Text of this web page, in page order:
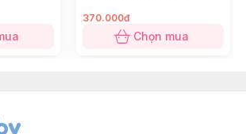
370.000đ
Chọn mua